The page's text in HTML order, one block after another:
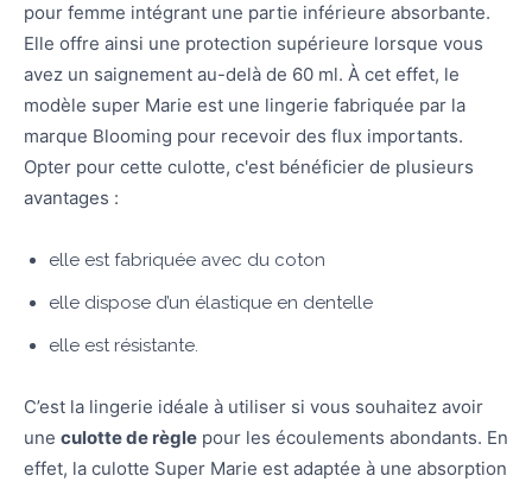
pour femme intégrant une partie inférieure absorbante.
Elle offre ainsi une protection supérieure lorsque vous
avez un saignement au-delà de 60 ml. À cet effet, le
modèle super Marie est une lingerie fabriquée par la
marque Blooming pour recevoir des flux importants.
Opter pour cette culotte, c'est bénéficier de plusieurs
avantages :
elle est fabriquée avec du coton
elle dispose d’un élastique en dentelle
elle est résistante.
C’est la lingerie idéale à utiliser si vous souhaitez avoir
une culotte de règle pour les écoulements abondants. En
effet, la culotte Super Marie est adaptée à une absorption